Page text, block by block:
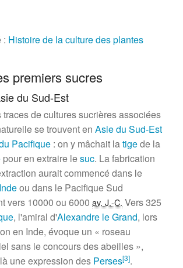
: Histoire de la culture des plantes
premiers sucres
du Sud-Est
traces de cultures sucrières associées
se trouvent en Asie du Sud-Est
Pacifique : on y mâchait latigede la
pour en extraire lesuc. La fabrication
aurait commencé dans le
Indeou dans le Pacifique Sud
vers 10000 ou 6000 av. J.-C. Vers 325
, l'amiral d'Alexandre le Grand, lors
en Inde, évoque un « roseau
sans le concours des abeilles »,
une expression des Perses[3].